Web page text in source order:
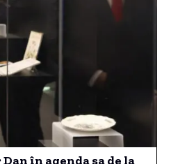
în agenda sa de la